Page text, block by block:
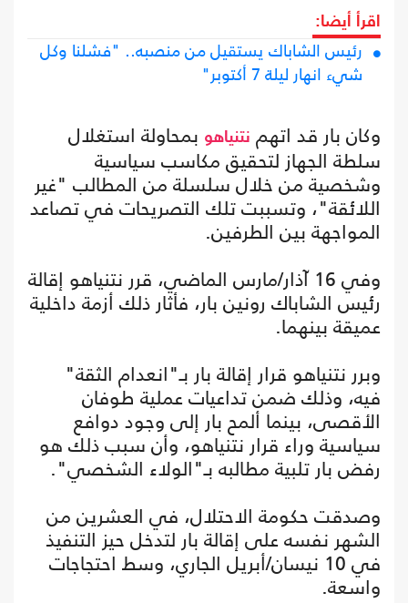
اقرأ أيضا:
رئيس الشاباك يستقيل من منصبه.. "فشلنا وكل
شيء انهار ليلة 7 أكتوبر"
وكان بار قد اتهم نتنياهو بمحاولة استغلال
سلطة الجهاز لتحقيق مكاسب سياسية
وشخصية من خلال سلسلة من المطالب "غير
اللائقة"، وتسببت تلك التصريحات في تصاعد
المواجهة بين الطرفين.
وفي 16 آذار/مارس الماضي، قرر نتنياهو إقالة
رئيس الشاباك رونين بار، فأثار ذلك أزمة داخلية
عميقة بينهما.
وبرر نتنياهو قرار إقالة بار بـ"انعدام الثقة"
فيه، وذلك ضمن تداعيات عملية طوفان
الأقصى، بينما ألمح بار إلى وجود دوافع
سياسية وراء قرار نتنياهو، وأن سبب ذلك هو
رفض بار تلبية مطالبه بـ"الولاء الشخصي".
وصدقت حكومة الاحتلال، في العشرين من
الشهر نفسه على إقالة بار لتدخل حيز التنفيذ
في 10 نيسان/أبريل الجاري، وسط احتجاجات
واسعة.